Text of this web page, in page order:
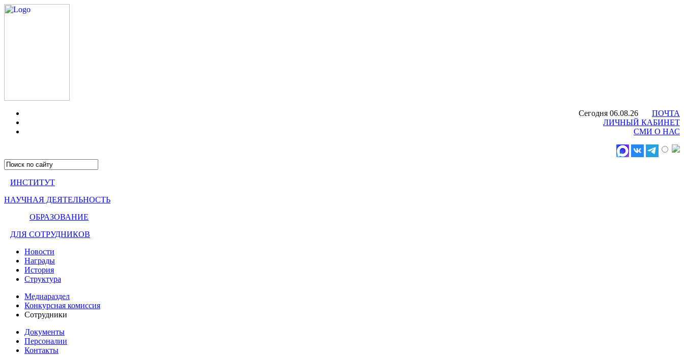
Сегодня 06.08.26
ПОЧТА
ЛИЧНЫЙ КАБИНЕТ
СМИ О НАС
ИНСТИТУТ
НАУЧНАЯ ДЕЯТЕЛЬНОСТЬ
ОБРАЗОВАНИЕ
ДЛЯ СОТРУДНИКОВ
Новости
Награды
История
Структура
Медиараздел
Конкурсная комиссия
Сотрудники
Документы
Персоналии
Контакты